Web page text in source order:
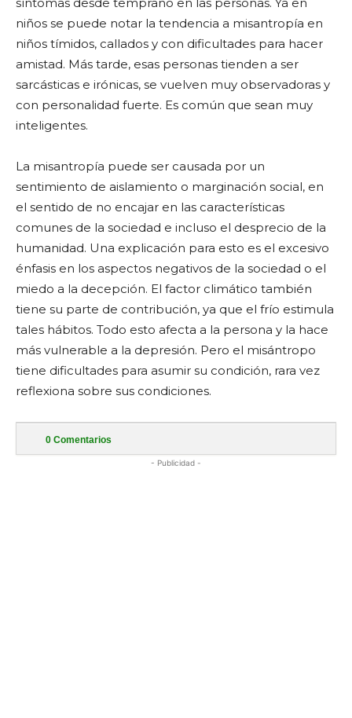
niños se puede notar la tendencia a misantropía en
niños tímidos, callados y con dificultades para hacer
amistad. Más tarde, esas personas tienden a ser
sarcásticas e irónicas, se vuelven muy observadoras y
con personalidad fuerte. Es común que sean muy
inteligentes.
La misantropía puede ser causada por un
sentimiento de aislamiento o marginación social, en
el sentido de no encajar en las características
comunes de la sociedad e incluso el desprecio de la
humanidad. Una explicación para esto es el excesivo
énfasis en los aspectos negativos de la sociedad o el
miedo a la decepción. El factor climático también
tiene su parte de contribución, ya que el frío estimula
tales hábitos. Todo esto afecta a la persona y la hace
más vulnerable a la depresión. Pero el misántropo
tiene dificultades para asumir su condición, rara vez
reflexiona sobre sus condiciones.
0 Comentarios
- Publicidad -